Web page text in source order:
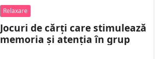
Relaxare
Jocuri de cărți care stimulează
memoria și atenția în grup